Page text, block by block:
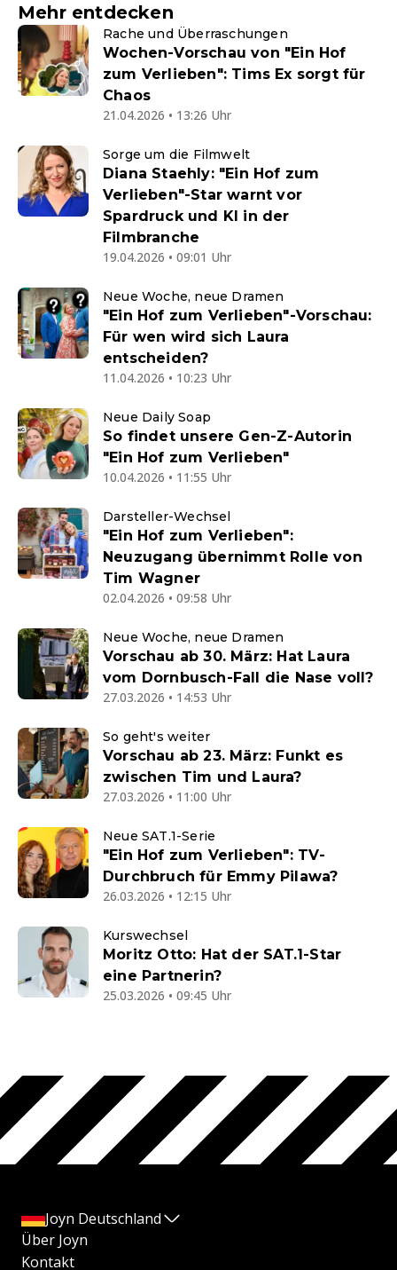
Mehr entdecken
Rache und Überraschungen
Wochen-Vorschau von "Ein Hof
zum Verlieben": Tims Ex sorgt für
Chaos
21.04.2026 • 13:26 Uhr
Sorge um die Filmwelt
Diana Staehly: "Ein Hof zum
Verlieben"-Star warnt vor
Spardruck und KI in der
Filmbranche
19.04.2026 • 09:01 Uhr
Neue Woche, neue Dramen
"Ein Hof zum Verlieben"-Vorschau:
Für wen wird sich Laura
entscheiden?
11.04.2026 • 10:23 Uhr
Neue Daily Soap
So findet unsere Gen-Z-Autorin
"Ein Hof zum Verlieben"
10.04.2026 • 11:55 Uhr
Darsteller-Wechsel
"Ein Hof zum Verlieben":
Neuzugang übernimmt Rolle von
Tim Wagner
02.04.2026 • 09:58 Uhr
Neue Woche, neue Dramen
Vorschau ab 30. März: Hat Laura
vom Dornbusch-Fall die Nase voll?
27.03.2026 • 14:53 Uhr
So geht's weiter
Vorschau ab 23. März: Funkt es
zwischen Tim und Laura?
27.03.2026 • 11:00 Uhr
Neue SAT.1-Serie
"Ein Hof zum Verlieben": TV-
Durchbruch für Emmy Pilawa?
26.03.2026 • 12:15 Uhr
Kurswechsel
Moritz Otto: Hat der SAT.1-Star
eine Partnerin?
25.03.2026 • 09:45 Uhr
Joyn Deutschland
Über Joyn
Kontakt